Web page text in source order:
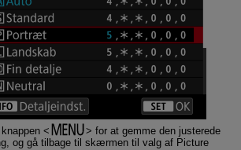
for at gemme den justerede
og gå tilbage til skærmen til valg af Picture